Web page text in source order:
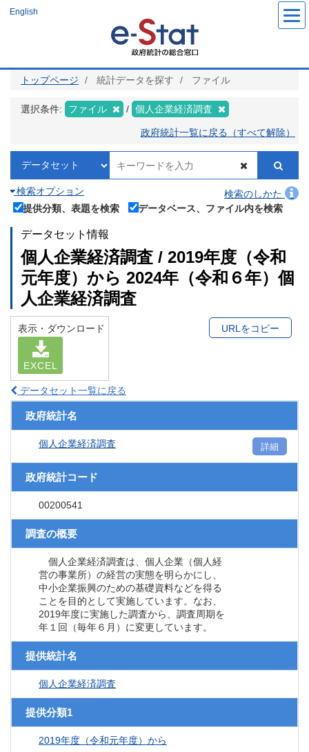
ツ
English
トップページ 統計データを探す ファイル
選択条件: ファイル 個人企業経済調査
政府統計一覧に戻る（すべて解除）
検索オプション
検索のしかた
提供分類、表題を検索
データベース、ファイル内を検索
データセット情報
個人企業経済調査 / 2019年度（令和
元年度）から 2024年（令和６年）個
人企業経済調査
表示・ダウンロード
EXCEL
URLをコピー
データセット一覧に戻る
政府統計名
個人企業経済調査 詳細
政府統計コード
00200541
調査の概要
個人企業経済調査は、個人企業（個人経
営の事業所）の経営の実態を明らかにし、
中小企業振興のための基礎資料などを得る
ことを目的として実施しています。なお、
2019年度に実施した調査から、調査周期を
年１回（毎年６月）に変更しています。
提供統計名
個人企業経済調査
提供分類1
2019年度（令和元年度）から